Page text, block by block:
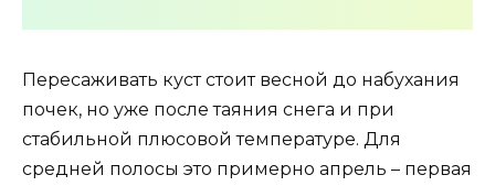
Пересаживать куст стоит весной до набухания
почек, но уже после таяния снега и при
стабильной плюсовой температуре. Для
средней полосы это примерно апрель – первая